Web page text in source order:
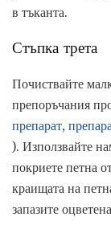
в тъканта.
Стъпка трета
Почиствайте
препоръчания
препарат,
). Използвайте
покриете петна
краищата на
запазите